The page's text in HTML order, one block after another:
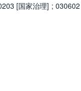
[国家治理] ;